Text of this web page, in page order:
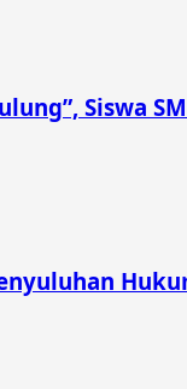
Siswa